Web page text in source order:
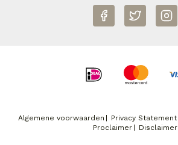
Algemene voorwaarden Privacy Statement
Proclaimer
Disclaimer